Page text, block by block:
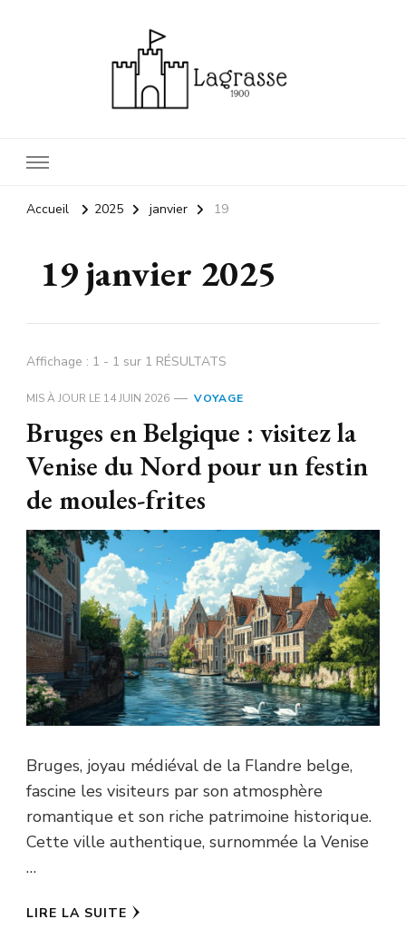
Accueil 2025 janvier 19
19 janvier 2025
Affichage : 1 - 1 sur 1 RÉSULTATS
MIS À JOUR LE 14 JUIN 2026 VOYAGE
Bruges en Belgique : visitez la
Venise du Nord pour un festin
de moules-frites
Bruges, joyau médiéval de la Flandre belge,
fascine les visiteurs par son atmosphère
romantique et son riche patrimoine historique.
Cette ville authentique, surnommée la Venise
…
LIRE LA SUITE